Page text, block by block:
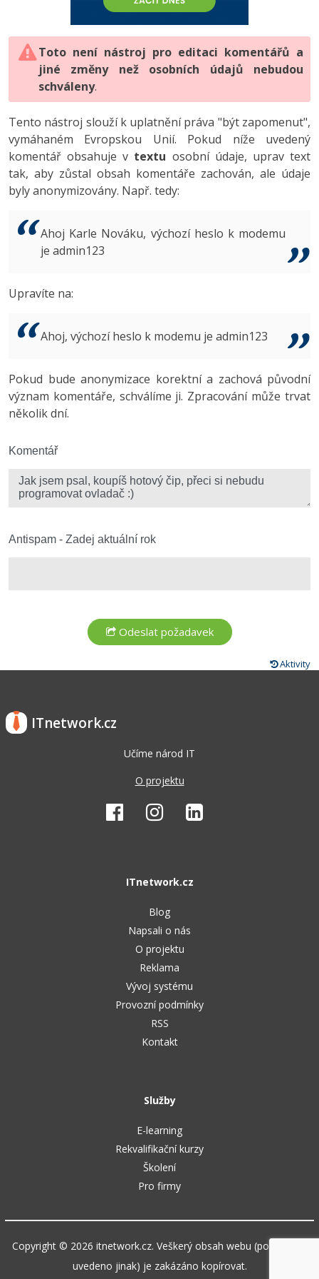
HTML5, CSS3, Bootstrap, SEO
SQL a databáze
Testování a verzování
UML a návrhové vzory
React
Spring
ASP.NET MVC
Best practices
PHP
JavaScript
Python
HTML / CSS
UML a návrhové vzory
MySQL/MariaDB
MS-SQL
Vývojář mobilních aplikací
C# Game developer
Tester
Systémový administrátor
3D grafik
Copywriter
WordPress specialista
-80%
JavaScript -80%
PHP -80%
Swift -80%
Kotlin -80%
VB.NET
Algoritmy -41%
Umělá inteligence (AI) -10%
Fórum
Digitální gramotnost
Marketing
WordPress
SEO
UX
Business
Copywriting
Windows
Kybernetická bezpečnost
-80%
Adobe Illustrator -80%
Adobe Lightroom
Adobe XD
Adobe InDesign -25%
Adobe After Effects
Inkscape
Fórum
Toto není nástroj pro editaci komentářů a
jiné změny než osobních údajů nebudou
schváleny.
Tento nástroj slouží k uplatnění práva "být zapomenut",
vymáhaném Evropskou Unií. Pokud níže uvedený
komentář obsahuje v textu osobní údaje, uprav text
tak, aby zůstal obsah komentáře zachován, ale údaje
byly anonymizovány. Např. tedy:
Ahoj Karle Nováku, výchozí heslo k modemu
je admin123
Upravíte na:
Ahoj, výchozí heslo k modemu je admin123
Pokud bude anonymizace korektní a zachová původní
význam komentáře, schválíme ji. Zpracování může trvat
několik dní.
Komentář
Antispam - Zadej aktuální rok
Aktivity
ITnetwork.cz
Učíme národ IT
O projektu
ITnetwork.cz
Blog
Napsali o nás
O projektu
Reklama
Vývoj systému
Provozní podmínky
RSS
Kontakt
Služby
E-learning
Rekvalifikační kurzy
Školení
Pro firmy
Copyright © 2026 itnetwork.cz. Veškerý obsah webu (pokud není
uvedeno jinak) je zakázáno kopírovat.